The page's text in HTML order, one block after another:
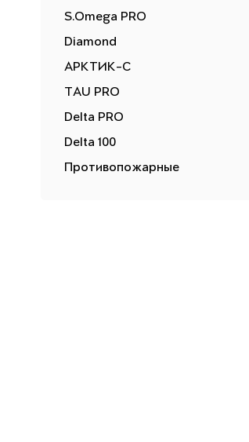
S.Omega PRO
Diamond
АРКТИК-С
TAU PRO
Delta PRO
Delta 100
Противопожарные